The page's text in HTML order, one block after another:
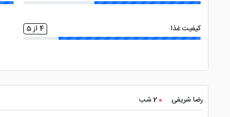
کیفیت غذا 4 از 5
رضا شریفی 2 شب